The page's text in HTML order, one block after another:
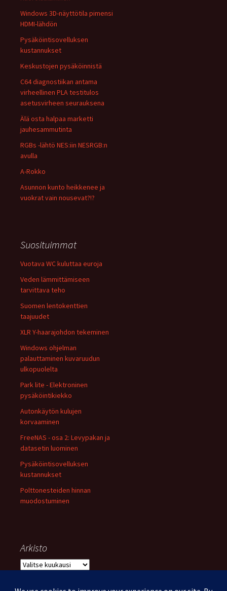
Windows 3D-näyttötila pimensi
HDMI-lähdön
Pysäköintisovelluksen
kustannukset
Keskustojen pysäköinnistä
C64 diagnostiikan antama
virheellinen PLA testitulos
asetusvirheen seurauksena
Älä osta halpaa marketti
jauhesammutinta
RGBs -lähtö NES:iin NESRGB:n
avulla
A-Rokko
Asunnon kunto heikkenee ja
vuokrat vain nousevat?!?
Suosituimmat
Vuotava WC kuluttaa euroja
Veden lämmittämiseen
tarvittava teho
Suomen lentokenttien
taajuudet
XLR Y-haarajohdon tekeminen
Windows ohjelman
palauttaminen kuvaruudun
ulkopuolelta
Park lite - Elektroninen
pysäköintikiekko
Autonkäytön kulujen
korvaaminen
FreeNAS - osa 2: Levypakan ja
datasetin luominen
Pysäköintisovelluksen
kustannukset
Polttonesteiden hinnan
muodostuminen
Arkisto
Arkisto